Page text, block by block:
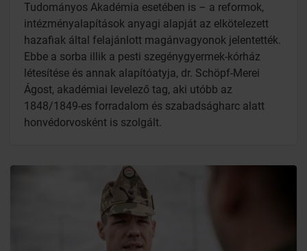
Tudományos Akadémia esetében is – a reformok,
intézményalapítások anyagi alapját az elkötelezett
hazafiak által felajánlott magánvagyonok jelentették.
Ebbe a sorba illik a pesti szegénygyermek-kórház
létesítése és annak alapítóatyja, dr. Schöpf-Merei
Ágost, akadémiai levelező tag, aki utóbb az
1848/1849-es forradalom és szabadságharc alatt
honvédorvosként is szolgált.